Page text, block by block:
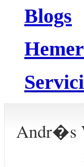
Blogs
Andr�s